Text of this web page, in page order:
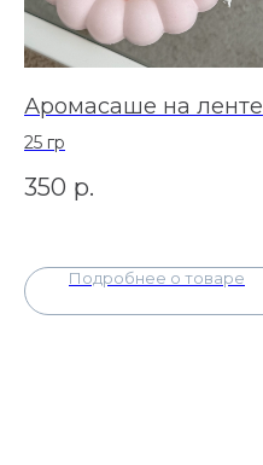
Аромасаше на ленте
25 гр
350 р.
Подробнее о товаре